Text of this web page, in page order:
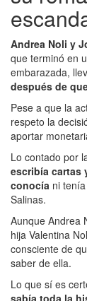
Andrea Noli y
que terminó en
embarazada,
después de
Pese a que la
respeto la
aportar
Lo contado por
escribía cartas
conocía ni
Salinas.
Aunque Andrea
hija Valentina
consciente de
saber de ella.
Lo que sí es